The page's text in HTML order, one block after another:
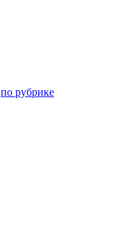
по рубрике